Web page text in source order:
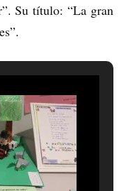
Su título: “La gran